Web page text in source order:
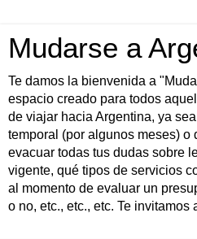
Mudarse a
Te damos la bienvenida a
espacio creado para todos
de viajar hacia Argentina, ya
temporal (por algunos meses) o
evacuar todas tus dudas sobre
vigente, qué tipos de servicios
al momento de evaluar un
o no, etc., etc., etc. Te invitamos